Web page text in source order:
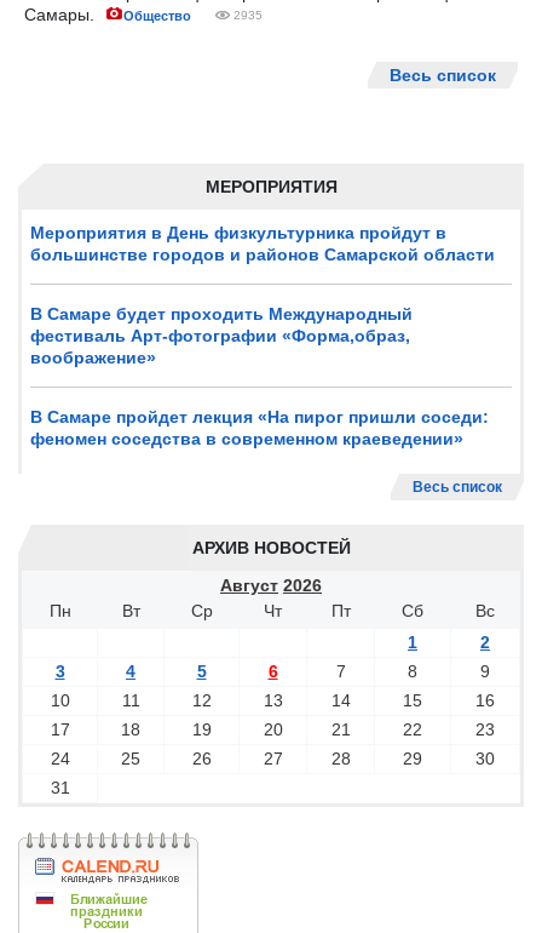
МЕРОПРИЯТИЯ
Мероприятия в День физкультурника пройдут в
большинстве городов и районов Самарской области
В Самаре будет проходить Международный
фестиваль Арт-фотографии «Форма,образ,
воображение»
В Самаре пройдет лекция «На пирог пришли соседи:
феномен соседства в современном краеведении»
Весь список
АРХИВ НОВОСТЕЙ
Август 2026
Пн
Вт Ср Чт Пт Сб
Вс
1
2
3
4 5 6 7 8
9
10
11 12 13 14 15
16
17
18 19 20 21 22
23
24
25 26 27 28 29
30
31
Самары.
Общество 2935
Весь список